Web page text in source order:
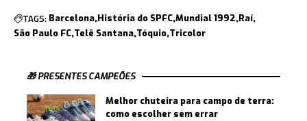
TAGS: Barcelona História do SPFC Mundial 1992 Raí
São Paulo FC Telê Santana Tóquio Tricolor
🎁 PRESENTES CAMPEÕES
Melhor chuteira para campo de terra:
como escolher sem errar